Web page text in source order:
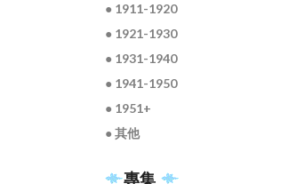
● 1911-1920
● 1921-1930
● 1931-1940
● 1941-1950
● 1951+
● 其他
專集